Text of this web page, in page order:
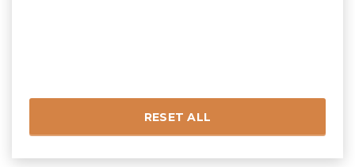
RESET ALL